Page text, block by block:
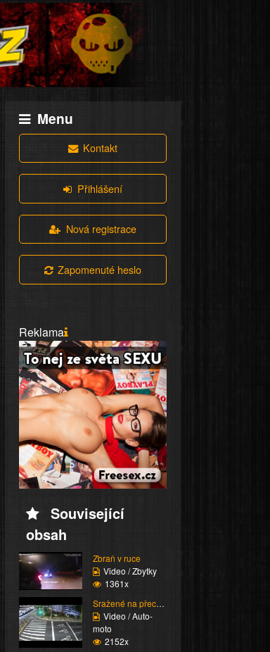
Menu
Kontakt
Přihlášení
Nová registrace
Zapomenuté heslo
Reklama
Související
obsah
Zbraň v ruce
Video / Zbytky
1361x
Sražené na přechodu
Video / Auto-
moto
2152x